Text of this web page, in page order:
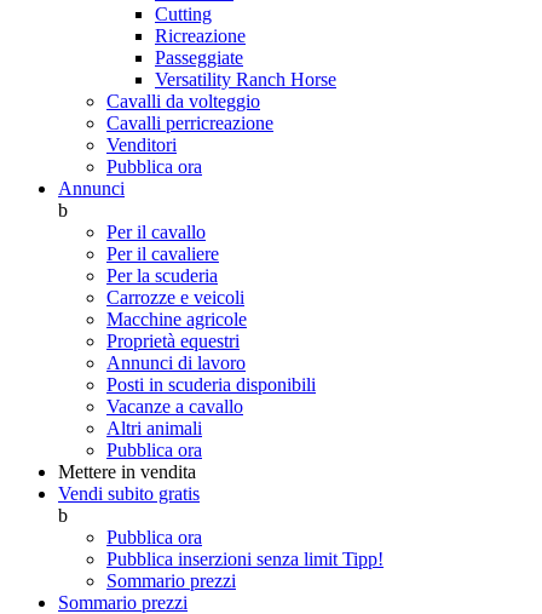
Cutting
Ricreazione
Passeggiate
Versatility Ranch Horse
Cavalli da volteggio
Cavalli perricreazione
Venditori
Pubblica ora
Annunci
b
Per il cavallo
Per il cavaliere
Per la scuderia
Carrozze e veicoli
Macchine agricole
Proprietà equestri
Annunci di lavoro
Posti in scuderia disponibili
Vacanze a cavallo
Altri animali
Pubblica ora
Mettere in vendita
Vendi subito gratis
b
Pubblica ora
Pubblica inserzioni senza limit Tipp!
Sommario prezzi
Sommario prezzi